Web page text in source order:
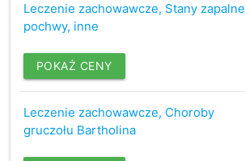
Leczenie zachowawcze, Stany zapalne
pochwy, inne
POKAŻ CENY
Leczenie zachowawcze, Choroby
gruczołu Bartholina